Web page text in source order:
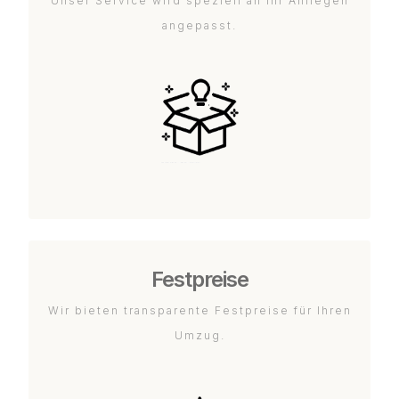
angepasst.
Festpreise
Wir bieten transparente Festpreise für Ihren
Umzug.